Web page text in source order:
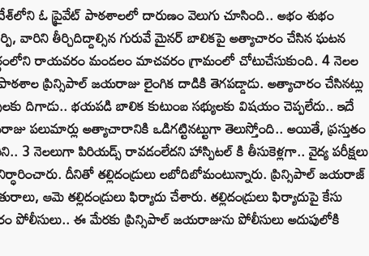
ఓ ప్రైవేట్ పాఠశాలలో దారుణం వెలుగు చూసింది.. అభం శుభం
వారిని తీర్చిదిద్దాల్సిన గురువే మైనర్ బాలికపై అత్యాచారం చేసిన ఘటన
రాయవరం మండలం మాచవరం గ్రామంలో చోటుచేసుకుంది. 4 నెలల
పాఠశాల ప్రిన్సిపాల్ జయరాజు లైంగిక దాడికి తెగపడ్డాడు. అత్యాచారం చేసినట్లు
దిగాడు.. భయపడి బాలిక కుటుంబ సభ్యులకు విషయం చెప్పలేదు.. ఇదే
పలుమార్లు అత్యాచారానికి ఒడిగట్టినట్టుగా తెలుస్తోంది.. అయితే, ప్రస్తుతం
3 నెలలుగా పిరియడ్స్ రావడంలేదని హాస్పిటల్ కి తీసుకెళ్లగా.. వైద్య పరీక్షలు
దీనితో తల్లిదండ్రులు లబోదిబోమంటున్నారు. ప్రిన్సిపాల్ జయరాజ్
ఆమె తల్లిదండ్రులు ఫిర్యాదు చేశారు. తల్లిదండ్రులు ఫిర్యాదుపై కేసు
పోలీసులు.. ఈ మేరకు ప్రిన్సిపాల్ జయరాజును పోలీసులు అదుపులోకి